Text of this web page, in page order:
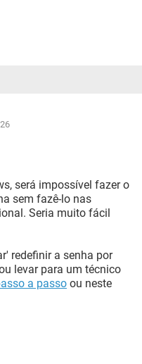
será impossível fazer o
sem fazê-lo nas
Seria muito fácil
redefinir a senha por
levar para um técnico
a passo ou neste